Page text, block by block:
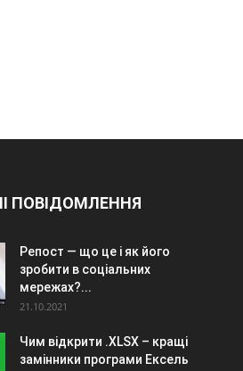
ПОВІДОМЛЕННЯ
Репост — що це і як його
зробити в соціальних
мережах?...
21.10.2021
Чим відкрити .XLSX – кращі
замінники програми Ексель